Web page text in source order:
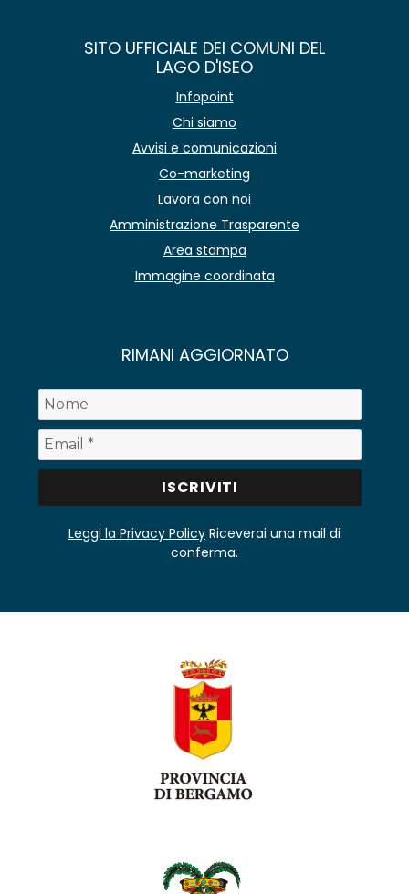
SITO UFFICIALE DEI COMUNI DEL
LAGO D'ISEO
Infopoint
Chi siamo
Avvisi e comunicazioni
Co-marketing
Lavora con noi
Amministrazione Trasparente
Area stampa
Immagine coordinata
RIMANI AGGIORNATO
Leggi la Privacy Policy Riceverai una mail di
conferma.